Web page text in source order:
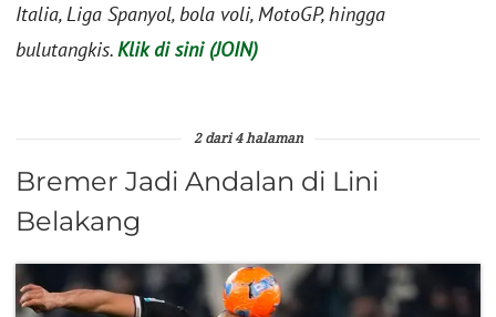
Italia, Liga Spanyol, bola voli, MotoGP, hingga
bulutangkis.Klik di sini (JOIN)
2 dari 4 halaman
Bremer Jadi Andalan di Lini
Belakang